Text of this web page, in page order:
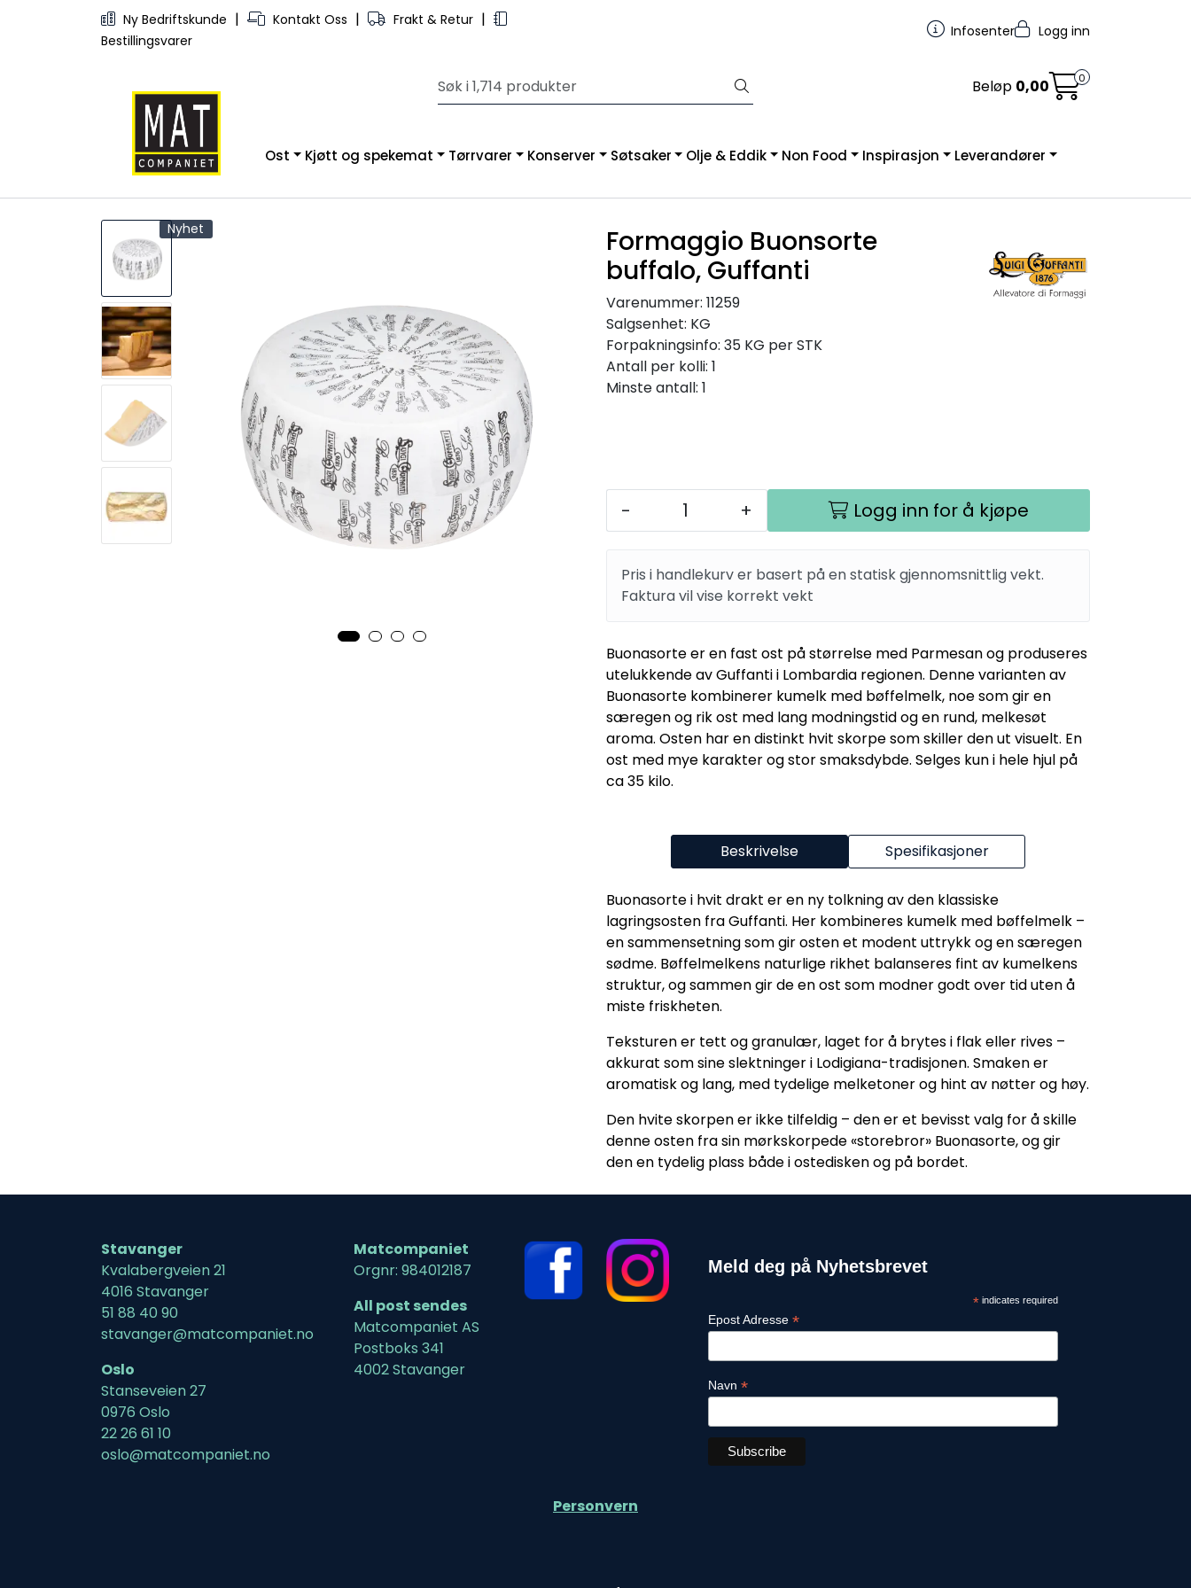
Skip to main contentNy Bedriftskunde | Kontakt Oss | Frakt & Retur |
Bestillingsvarer
Infosenter Logg inn
Beløp 0,00 0
Ost Kjøtt og spekemat Tørrvarer Konserver Søtsaker Olje & Eddik Non Food Inspirasjon Leverandører
Nyhet
Formaggio Buonsorte
buffalo, Guffanti
Varenummer: 11259
Salgsenhet: KG
Forpakningsinfo: 35 KG per STK
Antall per kolli: 1
Minste antall: 1
- + Logg inn for å kjøpe
Pris i handlekurv er basert på en statisk gjennomsnittlig vekt.
Faktura vil vise korrekt vekt
Buonasorte er en fast ost på størrelse med Parmesan og produseres
utelukkende av Guffanti i Lombardia regionen. Denne varianten av
Buonasorte kombinerer kumelk med bøffelmelk, noe som gir en
særegen og rik ost med lang modningstid og en rund, melkesøt
aroma. Osten har en distinkt hvit skorpe som skiller den ut visuelt. En
ost med mye karakter og stor smaksdybde. Selges kun i hele hjul på
ca 35 kilo.
Beskrivelse Spesifikasjoner
Buonasorte i hvit drakt er en ny tolkning av den klassiske
lagringsosten fra Guffanti. Her kombineres kumelk med bøffelmelk –
en sammensetning som gir osten et modent uttrykk og en særegen
sødme. Bøffelmelkens naturlige rikhet balanseres fint av kumelkens
struktur, og sammen gir de en ost som modner godt over tid uten å
miste friskheten.
Teksturen er tett og granulær, laget for å brytes i flak eller rives –
akkurat som sine slektninger i Lodigiana-tradisjonen. Smaken er
aromatisk og lang, med tydelige melketoner og hint av nøtter og høy.
Den hvite skorpen er ikke tilfeldig – den er et bevisst valg for å skille
denne osten fra sin mørkskorpede «storebror» Buonasorte, og gir
den en tydelig plass både i ostedisken og på bordet.
Stavanger
Kvalabergveien 21
4016 Stavanger
51 88 40 90
stavanger@matcompaniet.no
Oslo
Stanseveien 27
0976 Oslo
22 26 61 10
oslo@matcompaniet.no
Matcompaniet
Orgnr: 984012187
All post sendes
Matcompaniet AS
Postboks 341
4002 Stavanger
Meld deg på Nyhetsbrevet
*indicates required
Epost Adresse *
Navn *
Personvern